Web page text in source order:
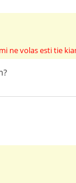
ne volas esti tie